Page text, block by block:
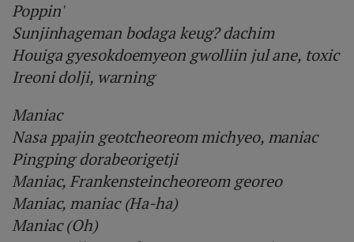
Poppin'
Sunjinhageman bodaga keug? dachim
Houiga gyesokdoemyeon gwolliin jul ane, toxic
Ireoni dolji, warning
Maniac
Nasa ppajin geotcheoreom michyeo, maniac
Pingping dorabeorigetji
Maniac, Frankensteincheoreom georeo
Maniac, maniac (Ha-ha)
Maniac (Oh)